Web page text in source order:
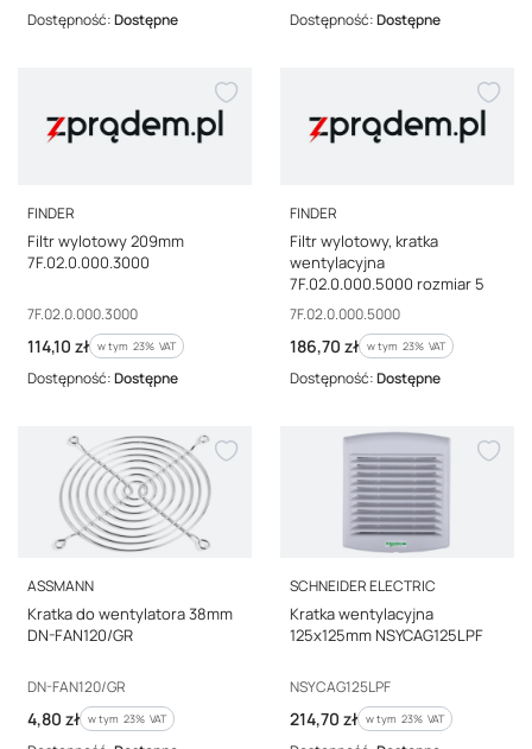
Dostępność:Dostępne Dostępność:Dostępne
PRODUCENT
FINDER
Filtr wylotowy 209mm
7F.02.0.000.3000
Kod producenta
7F.02.0.000.3000
Cena brutto
114,10 zł w tym %s VAT
w tym 23% VAT
Dostępność:Dostępne
PRODUCENT
FINDER
Filtr wylotowy, kratka
wentylacyjna
7F.02.0.000.5000 rozmiar 5
Kod producenta
7F.02.0.000.5000
Cena brutto
186,70 zł w tym %s VAT
w tym 23% VAT
Dostępność:Dostępne
PRODUCENT
ASSMANN
Kratka do wentylatora 38mm
DN-FAN120/GR
Kod producenta
DN-FAN120/GR
Cena brutto
4,80 zł w tym %s VAT
w tym 23% VAT
PRODUCENT
SCHNEIDER ELECTRIC
Kratka wentylacyjna
125x125mm NSYCAG125LPF
Kod producenta
NSYCAG125LPF
Cena brutto
214,70 zł w tym %s VAT
w tym 23% VAT